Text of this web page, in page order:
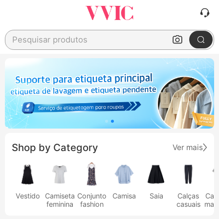
Pesquisar produtos
Shop by Category Ver mais
Vestido
Camiseta
feminina
Conjunto
fashion
Camisa Saia
Calças
casuais